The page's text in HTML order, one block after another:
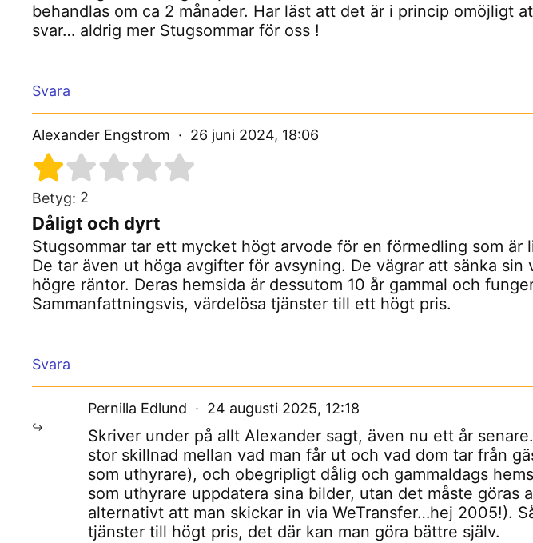
behandlas om ca 2 månader. Har läst att det är i princip omöjligt
svar… aldrig mer Stugsommar för oss !
Svara
Alexander Engstrom 26 juni 2024, 18:06
Betyg: 2
Dåligt och dyrt
Stugsommar tar ett mycket högt arvode för en förmedling som är
De tar även ut höga avgifter för avsyning. De vägrar att sänka sin
högre räntor. Deras hemsida är dessutom 10 år gammal och
Sammanfattningsvis, värdelösa tjänster till ett högt pris.
Svara
Pernilla Edlund 24 augusti 2025, 12:18
Skriver under på allt Alexander sagt, även nu ett år
stor skillnad mellan vad man får ut och vad dom tar från
som uthyrare), och obegripligt dålig och gammaldags
som uthyrare uppdatera sina bilder, utan det måste göras
alternativt att man skickar in via WeTransfer…hej 2005!).
tjänster till högt pris, det där kan man göra bättre själv.